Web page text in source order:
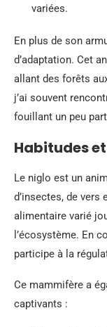
variées.
En plus de son
d’adaptation. Cet
allant des forêts
j’ai souvent
fouillant un peu
Habitudes
Le niglo est un
d’insectes, de vers
alimentaire varié
l’écosystème. En
participe à la
Ce mammifère a
captivants :